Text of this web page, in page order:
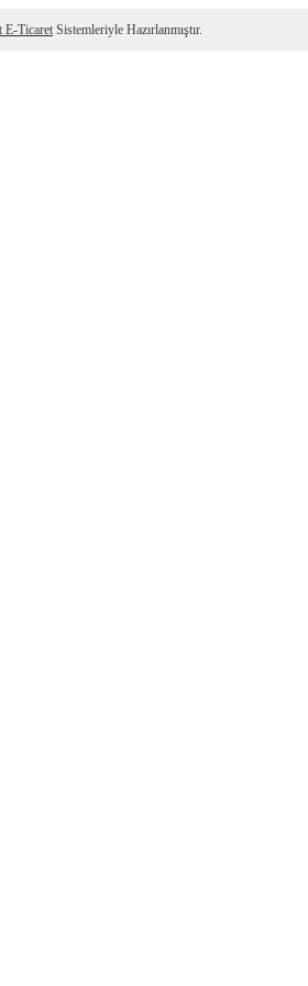
E-Ticaret Sistemleriyle Hazırlanmıştır.